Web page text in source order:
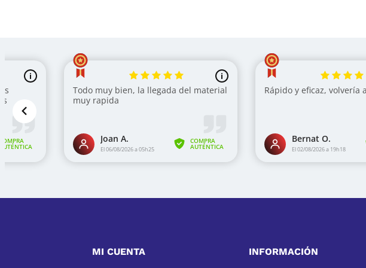
Cuando nos referimos a las escaleras extensibles de aluminio
herramienta en todo taller, negocio y hasta en el hogar, por cuanto ayudan a
inaccesibles. Es recomendable comprar escaleras extensibles de aluminio,
duraderas, económicas y pueden usarse con distintos fines.
En Entaban tenemos a disposición una amplia variedad deescaleras de
preciopara satisfacer todas las necesidades. Nuestro extenso catálogo tiene
Escaleras plegables de aluminio
especiales que garantizan máxima protección. También se puedencomprar
MI CUENTA INFORMACIÓN